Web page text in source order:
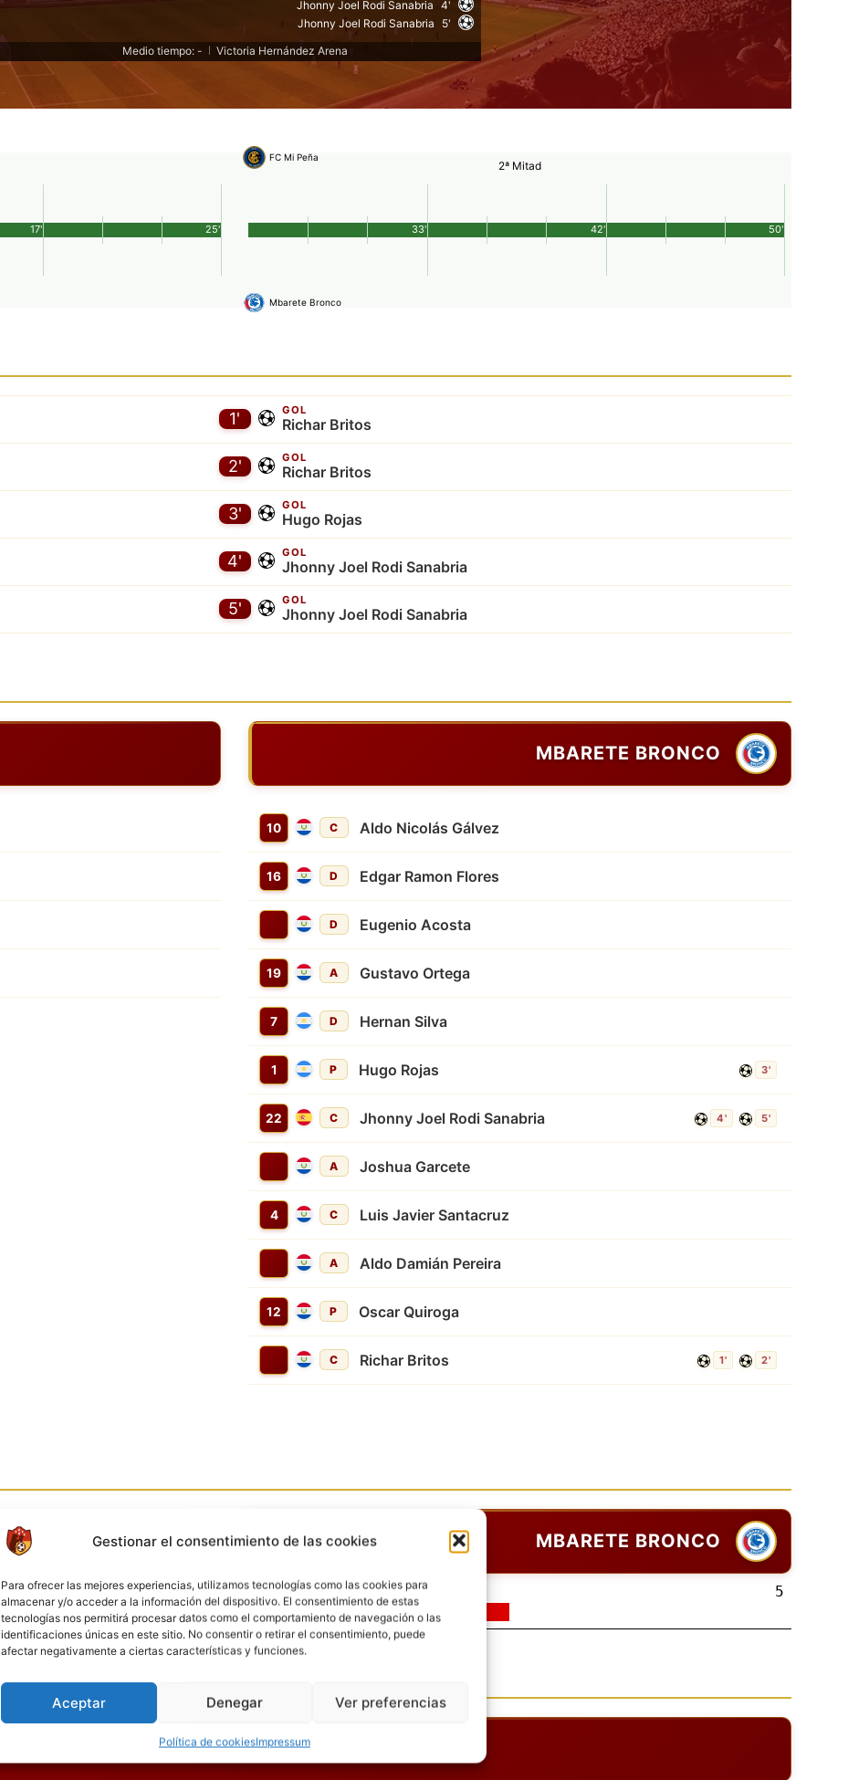
Gestionar el consentimiento de las cookies
Para ofrecer las mejores experiencias, utilizamos tecnologías como las cookies para
almacenar y/o acceder a la información del dispositivo. El consentimiento de estas
tecnologías nos permitirá procesar datos como el comportamiento de navegación o las
identificaciones únicas en este sitio. No consentir o retirar el consentimiento, puede
afectar negativamente a ciertas características y funciones.
Aceptar Denegar Ver preferencias
Política de cookiesImpressum
Jhonny Joel Rodi Sanabria 4'
Jhonny Joel Rodi Sanabria
5'
Medio tiempo: -
Victoria Hernández Arena
25'
17'
FC Mi Peña
2ª Mitad
Mbarete Bronco
50'
33' 42'
1' GOL
Richar Britos
2' GOL
Richar Britos
3' GOL
Hugo Rojas
4' GOL
Jhonny Joel Rodi Sanabria
5' GOL
Jhonny Joel Rodi Sanabria
MBARETE BRONCO
10 C Aldo Nicolás Gálvez
16 D Edgar Ramon Flores
D Eugenio Acosta
19 A Gustavo Ortega
7 D Hernan Silva
1 P Hugo Rojas 3'
22 C Jhonny Joel Rodi Sanabria 4' 5'
A Joshua Garcete
4 C Luis Javier Santacruz
A Aldo Damián Pereira
12 P Oscar Quiroga
C Richar Britos 1' 2'
MBARETE BRONCO
Goles 5